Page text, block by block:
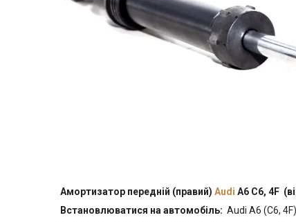
Амортизатор передній (правий) Audi A6 C6, 4F
Встановлюватися на автомобіль: Audi A6 (C6,